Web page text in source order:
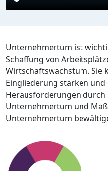
Unternehmertum ist
Schaffung von
Wirtschaftswachstum. Sie
Eingliederung stärken und
Herausforderungen
Unternehmertum und
Unternehmertum